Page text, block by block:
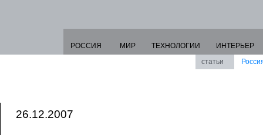
РОССИЯ МИР ТЕХНОЛОГИИ
ИНТЕРЬЕР
статьи
26.12.2007